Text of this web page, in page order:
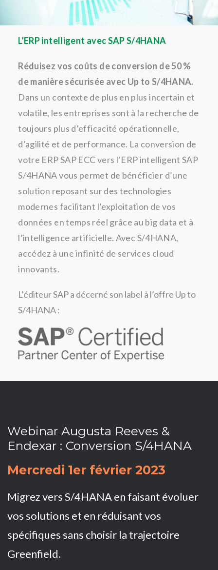
L’ERP intelligent avec SAP S/4HANA
Réduisez vos coûts de conversion de 50 %
de manière sécurisée avec Up to S/4HANA.
Dans un contexte de plus en plus incertain et
volatile, les entreprises sont à la recherche de
toujours plus d’efficacité opérationnelle,
d’agilité et de performance. La conversion de
votre ERP SAP ECC vers l’ERP intelligent SAP
S/4HANA vous permet de bénéficier d’une
solution reposant sur des technologies
modernes facilitant l’exploitation de vos
données en temps réel grâce au big data et à
l’intelligence artificielle. Avec S/4HANA,
accédez à une infinité de services cloud
innovants.
L’éditeur SAP a décerné son label à l’offre Up to
S/4HANA :
Webinar Augusta Reeves &
Endexar : Conversion S/4HANA
Mercredi 1er février 2023
Migrez vers S/4HANA en faisant évoluer
vos solutions et en réduisant vos
spécifiques sans choisir la trajectoire
Greenfield.